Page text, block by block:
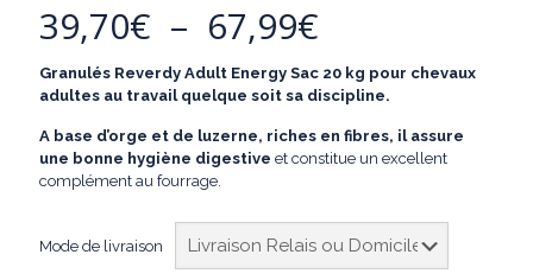
39,70€ – 67,99€
de
prix :
39,70€
à
Granulés Reverdy Adult Energy Sac 20 kg pour chevaux
adultes au travail quelque soit sa discipline.
A base d’orge et de luzerne, riches en fibres, il assure
une bonne hygiène digestive et constitue un excellent
complément au fourrage.
Mode de livraison